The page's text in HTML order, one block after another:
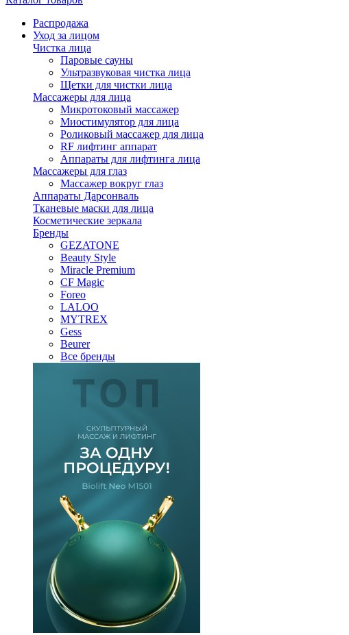
Распродажа
Уход за лицом
Чистка лица
Паровые сауны
Ультразвуковая чистка лица
Щетки для чистки лица
Массажеры для лица
Микротоковый массажер
Миостимулятор для лица
Роликовый массажер для лица
RF лифтинг аппарат
Аппараты для лифтинга лица
Массажеры для глаз
Массажер вокруг глаз
Аппараты Дарсонваль
Тканевые маски для лица
Косметические зеркала
Бренды
GEZATONE
Beauty Style
Miracle Premium
CF Magic
Foreo
LALOO
MYTREX
Gess
Beurer
Все бренды